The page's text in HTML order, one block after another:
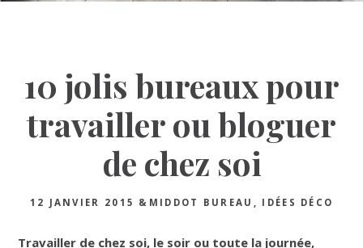
10 jolis bureaux pour
travailler ou bloguer
de chez soi
12 JANVIER 2015 &MIDDOT BUREAU , IDÉES DÉCO
Travailler de chez soi, le soir ou toute la journée,